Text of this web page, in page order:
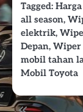
Tagged:
all season,
elektrik,
Depan, Wiper
mobil tahan
Mobil Toyota